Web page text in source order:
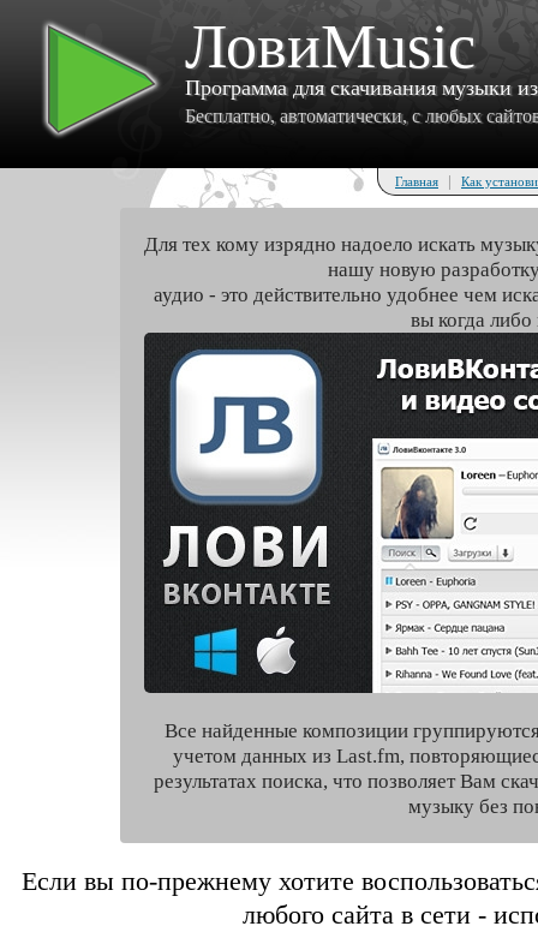
ЛовиMusic
Программа для скачивания музыки
Бесплатно, автоматически, с любых
Главная | Как
Для тех кому изрядно надоело искать
нашу новую
аудио - это действительно удобнее чем
вы когда либо
Все найденные композиции
учетом данных из Last.fm,
результатах поиска, что позволяет Вам
музыку без
Если вы по-прежнему хотите
любого сайта в сети -